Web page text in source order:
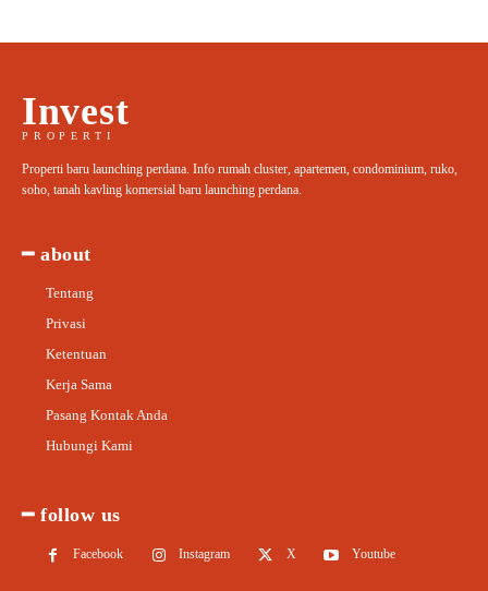
Invest
PROPERTI
Properti baru launching perdana. Info rumah cluster, apartemen, condominium, ruko,
soho, tanah kavling komersial baru launching perdana.
━ about
Tentang
Privasi
Ketentuan
Kerja Sama
Pasang Kontak Anda
Hubungi Kami
━ follow us
Facebook Instagram X Youtube